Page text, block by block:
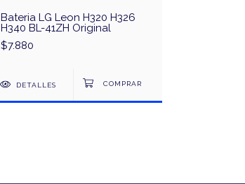
Bateria LG Leon H320 H326
H340 BL-41ZH Original
$7.880
DETALLES